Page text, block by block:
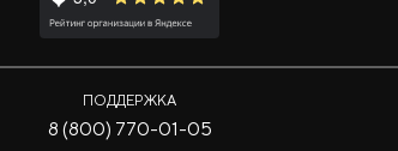
ПОДДЕРЖКА
8 (800) 770-01-05